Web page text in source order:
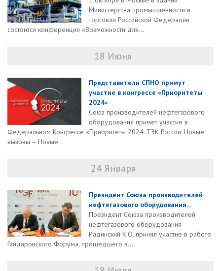
Министерства промышленности и
торговли Российской Федерации
состоится конференция «Возможности для...
18 Июня
Представители СПНО примут
участие в конгрессе «Приоритеты
2024»
Союз производителей нефтегазового
оборудования примет участие в
Федеральном Конгрессе «Приоритеты 2024. ТЭК России: Новые
вызовы – Новые...
24 Января
Президент Союза производителей
нефтегазового оборудования...
Президент Союза производителей
нефтегазового оборудования
Радинский К.О. принял участие в работе
Гайдаровского Форума, прошедшего в...